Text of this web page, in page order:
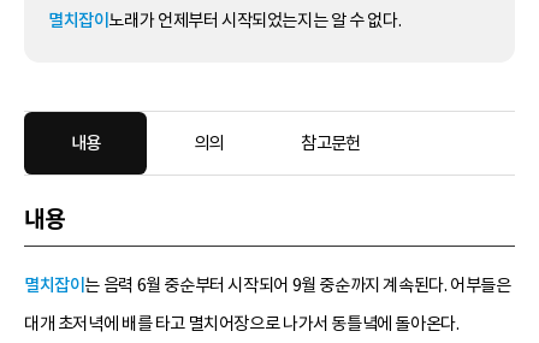
멸치잡이 노래가 언제부터 시작되었는지는 알 수 없다.
내용 의의 참고문헌
내용
멸치잡이 는 음력 6월 중순부터 시작되어 9월 중순까지 계속된다. 어부들은
대개 초저녁에 배를 타고 멸치어장으로 나가서 동틀녘에 돌아온다.